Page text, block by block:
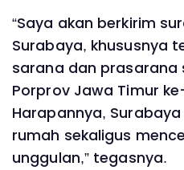
“Saya akan berkirim
Surabaya, khususnya
sarana dan prasarana
Porprov Jawa Timur
Harapannya,
rumah sekaligus
unggulan,” tegasnya.